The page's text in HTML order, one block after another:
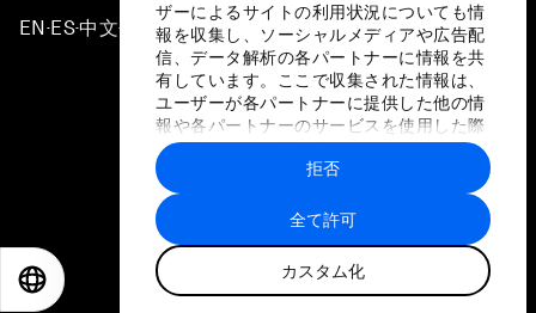
ザーによるサイトの利用状況についても情
報を収集し、ソーシャルメディアや広告配
信、データ解析の各パートナーに情報を共
有しています。ここで収集された情報は、
ユーザーが各パートナーに提供した他の情
報や各パートナーのサービスを使用した際
に収集された情報と組み合わされ、各パー
トナーによって使用されることがありま
す。
全て許可
カスタム化
拒否
EN ▪ES▪中文▪ 日本語
プライバシーポリシーと利用規約
サイトマップ
©
世界経済フォーラム